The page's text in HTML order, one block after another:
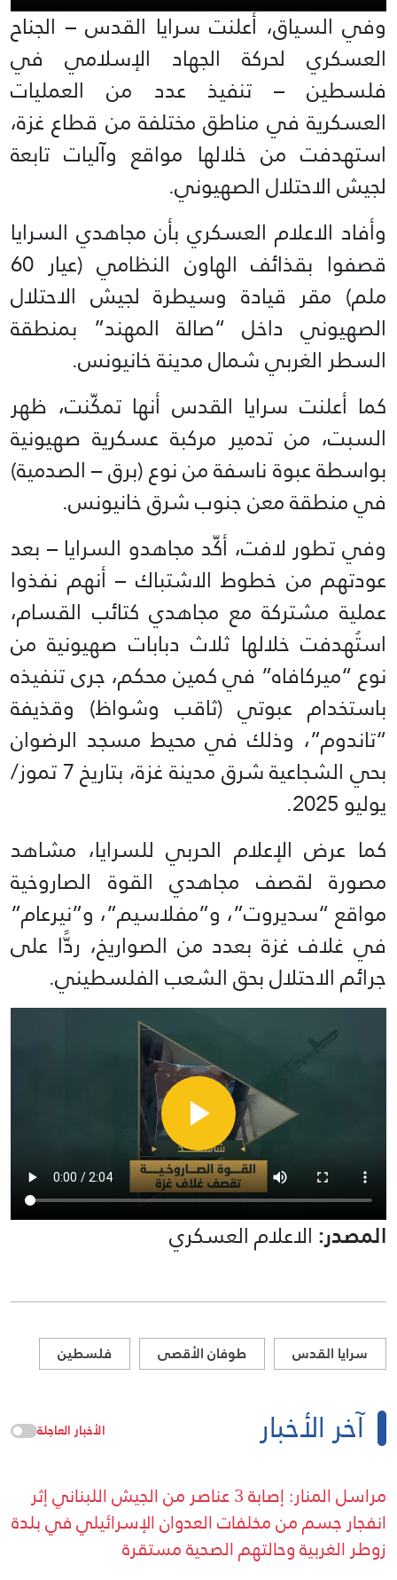
وفي السياق، أعلنت سرايا القدس – الجناح
العسكري لحركة الجهاد الإسلامي في
فلسطين – تنفيذ عدد من العمليات
العسكرية في مناطق مختلفة من قطاع غزة،
استهدفت من خلالها مواقع وآليات تابعة
لجيش الاحتلال الصهيوني.
وأفاد الاعلام العسكري بأن مجاهدي السرايا
قصفوا بقذائف الهاون النظامي (عيار 60
ملم) مقر قيادة وسيطرة لجيش الاحتلال
الصهيوني داخل “صالة المهند” بمنطقة
السطر الغربي شمال مدينة خانيونس.
كما أعلنت سرايا القدس أنها تمكّنت، ظهر
السبت، من تدمير مركبة عسكرية صهيونية
بواسطة عبوة ناسفة من نوع (برق – الصدمية)
في منطقة معن جنوب شرق خانيونس.
وفي تطور لافت، أكّد مجاهدو السرايا – بعد
عودتهم من خطوط الاشتباك – أنهم نفذوا
عملية مشتركة مع مجاهدي كتائب القسام،
استُهدفت خلالها ثلاث دبابات صهيونية من
نوع “ميركافاه” في كمين محكم، جرى تنفيذه
باستخدام عبوتي (ثاقب وشواظ) وقذيفة
“تاندوم”، وذلك في محيط مسجد الرضوان
بحي الشجاعية شرق مدينة غزة، بتاريخ 7 تموز/
يوليو 2025.
كما عرض الإعلام الحربي للسرايا، مشاهد
مصورة لقصف مجاهدي القوة الصاروخية
مواقع “سديروت”، و”مفلاسيم”، و”نيرعام”
في غلاف غزة بعدد من الصواريخ، ردًّا على
جرائم الاحتلال بحق الشعب الفلسطيني.
المصدر: الاعلام العسكري
سرايا القدس طوفان الأقصى فلسطين
آخر الأخبار الأخبار العاجلة
مراسل المنار: إصابة 3 عناصر من الجيش اللبناني إثر
انفجار جسم من مخلفات العدوان الإسرائيلي في بلدة
زوطر الغربية وحالتهم الصحية مستقرة